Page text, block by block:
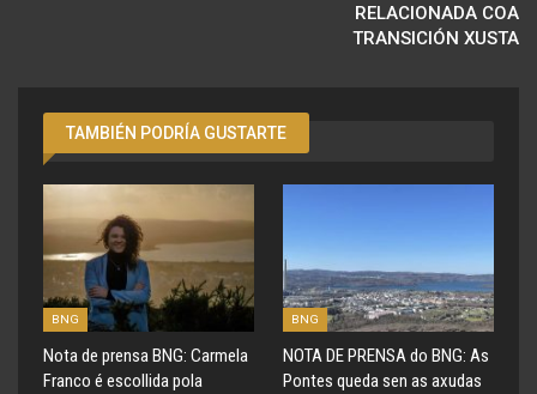
RELACIONADA COA
TRANSICIÓN XUSTA
TAMBIÉN PODRÍA GUSTARTE
BNG
Nota de prensa BNG: Carmela
Franco é escollida pola
BNG
NOTA DE PRENSA do BNG: As
Pontes queda sen as axudas